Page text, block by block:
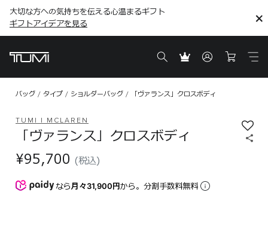
ギフトアイデアを見る こちら
大切な方への気持ちを伝える心温まるギフト
ギフトアイデアを見る
こちら
バッグ タイプ ショルダーバッグ 「ヴァランス」クロスボディ
TUMI I MCLAREN
「ヴァランス」クロスボディ
¥95,700 (税込)
なら月々31,900円から。分割手数料無料